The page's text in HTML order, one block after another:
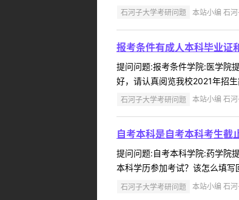
石河子大学考研问题 本站小编 石
报考条件有成人本科毕业证
提问问题:报考条件学院:医学院
好，请认真阅览我校2021年招
石河子大学考研问题 本站小编 石
自考本科是自考本科考生截
提问问题:自考本科学院:药学院
本科学历参加考试？该怎么填
石河子大学考研问题 本站小编 石